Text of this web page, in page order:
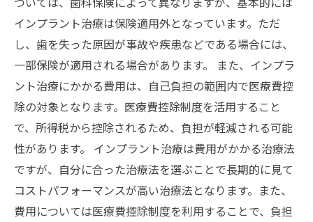
インプラント治療は保険適用外となっています。ただ
し、歯を失った原因が事故や疾患などである場合には、
一部保険が適用される場合があります。 また、インプラ
ント治療にかかる費用は、自己負担の範囲内で医療費控
除の対象となります。医療費控除制度を活用すること
で、所得税から控除されるため、負担が軽減される可能
性があります。 インプラント治療は費用がかかる治療法
ですが、自分に合った治療法を選ぶことで長期的に見て
コストパフォーマンスが高い治療法となります。また、
費用については医療費控除制度を利用することで、負担